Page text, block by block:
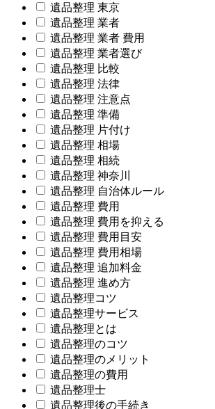
遺品整理 東京
遺品整理 業者
遺品整理 業者 費用
遺品整理 業者選び
遺品整理 比較
遺品整理 法律
遺品整理 注意点
遺品整理 準備
遺品整理 片付け
遺品整理 相場
遺品整理 相続
遺品整理 神奈川
遺品整理 自治体ルール
遺品整理 費用
遺品整理 費用を抑える
遺品整理 費用目安
遺品整理 費用相場
遺品整理 追加料金
遺品整理 進め方
遺品整理コツ
遺品整理サービス
遺品整理とは
遺品整理のコツ
遺品整理のメリット
遺品整理の費用
遺品整理士
遺品整理後の手続き